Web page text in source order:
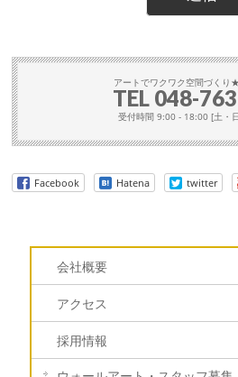
アートでワクワク空間づくり
TEL 048-
受付時間 9:00 - 18:00 [土・
Facebook Hatena twitter
会社概要
アクセス
採用情報